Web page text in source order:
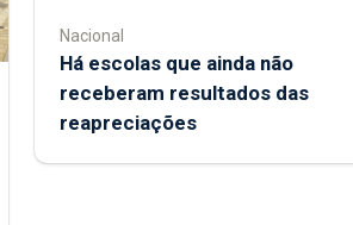
Nacional
Há escolas que ainda não
receberam resultados das
reapreciações